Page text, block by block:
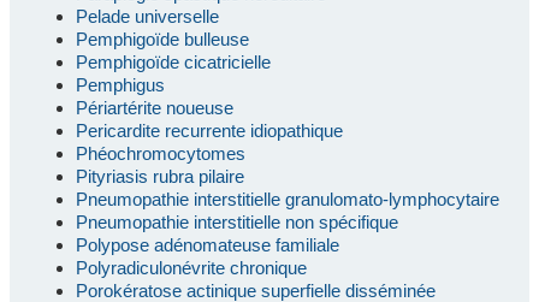
Pelade universelle
Pemphigoïde bulleuse
Pemphigoïde cicatricielle
Pemphigus
Périartérite noueuse
Pericardite recurrente idiopathique
Phéochromocytomes
Pityriasis rubra pilaire
Pneumopathie interstitielle granulomato-lymphocytaire
Pneumopathie interstitielle non spécifique
Polypose adénomateuse familiale
Polyradiculonévrite chronique
Porokératose actinique superfielle disséminée